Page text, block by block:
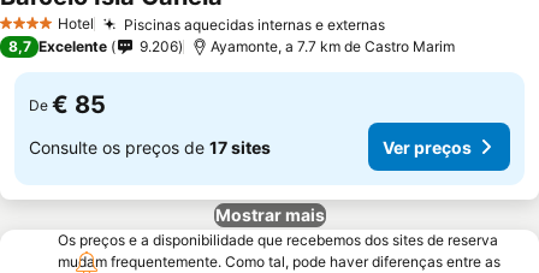
4 EstrelasHotel Piscinas aquecidas internas e externasVer preços
8,7 Excelente 9.206 Ayamonte, a 7.7 km de Castro Marim
De € 85
Consulte os preços de 17 sites Ver preços
Mostrar mais
Os preços e a disponibilidade que recebemos dos sites de reserva
mudam frequentemente. Como tal, pode haver diferenças entre as